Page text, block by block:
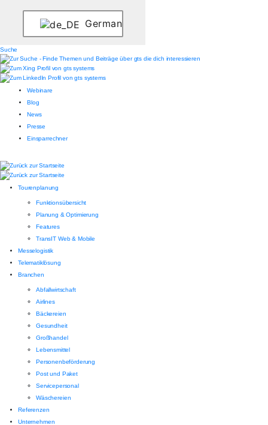
German
Suche
Webinare
Blog
News
Presse
Einsparrechner
Tourenplanung
Funktionsübersicht
Planung & Optimierung
Features
TransIT Web & Mobile
Messelogistik
Telematiklösung
Branchen
Abfallwirtschaft
Airlines
Bäckereien
Gesundheit
Großhandel
Lebensmittel
Personenbeförderung
Post und Paket
Servicepersonal
Wäschereien
Referenzen
Unternehmen